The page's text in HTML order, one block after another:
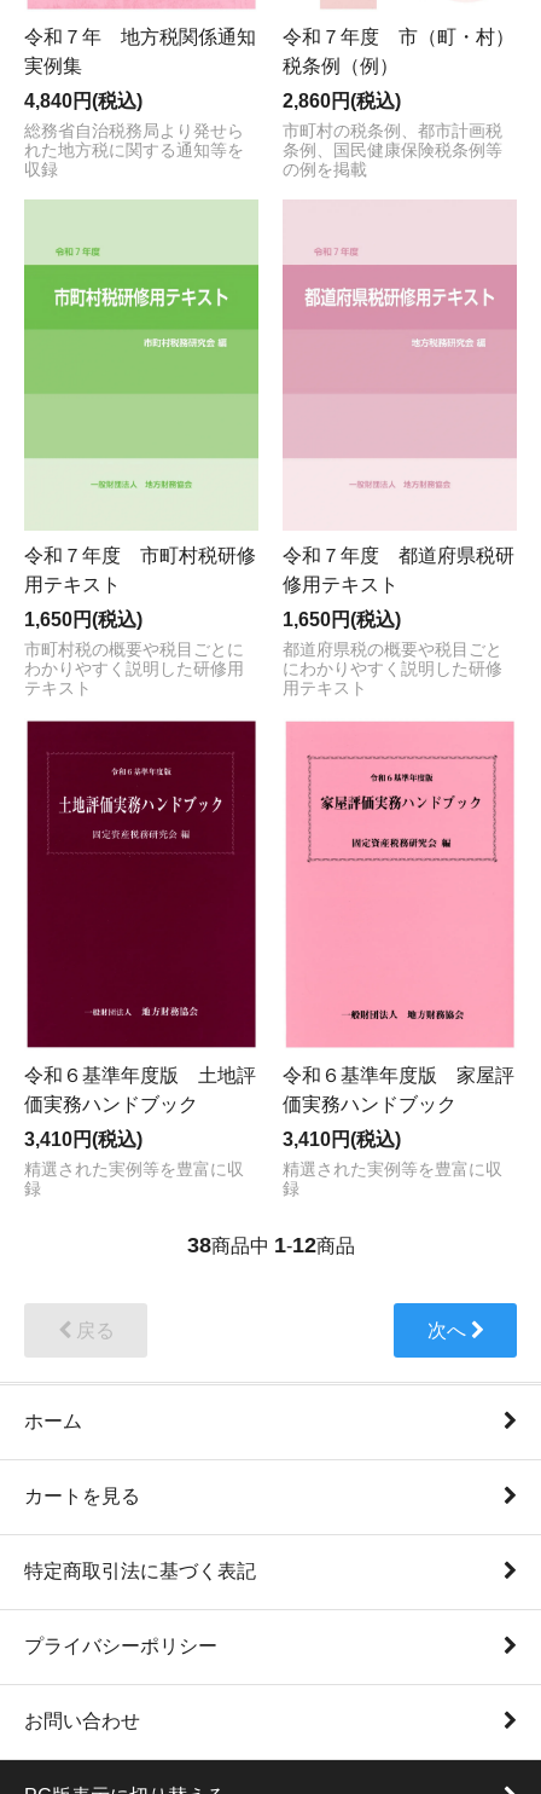
令和７年 地方税関係通知
実例集
4,840円(税込)
総務省自治税務局より発せら
れた地方税に関する通知等を
収録
令和７年度 市（町・村）
税条例（例）
2,860円(税込)
市町村の税条例、都市計画税
条例、国民健康保険税条例等
の例を掲載
令和７年度 市町村税研修
用テキスト
1,650円(税込)
市町村税の概要や税目ごとに
わかりやすく説明した研修用
テキスト
令和７年度 都道府県税研
修用テキスト
1,650円(税込)
都道府県税の概要や税目ごと
にわかりやすく説明した研修
用テキスト
令和６基準年度版 土地評
価実務ハンドブック
3,410円(税込)
精選された実例等を豊富に収
録
令和６基準年度版 家屋評
価実務ハンドブック
3,410円(税込)
精選された実例等を豊富に収
録
38商品中 1-12商品
戻る 次へ
ホーム
カートを見る
特定商取引法に基づく表記
プライバシーポリシー
お問い合わせ